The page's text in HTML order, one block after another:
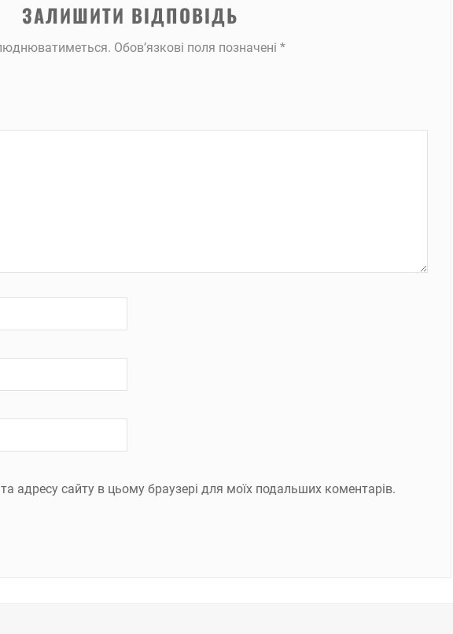
ЗАЛИШИТИ ВІДПОВІДЬ
Обов’язкові поля позначені *
адресу сайту в цьому браузері для моїх подальших коментарів.